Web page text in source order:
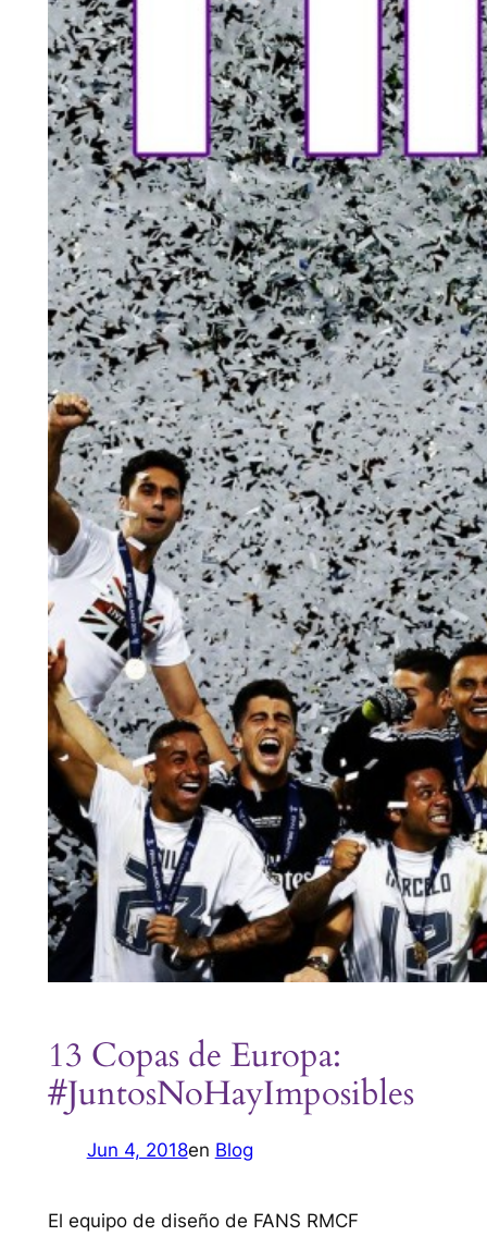
13 Copas de Europa:
#JuntosNoHayImposibles
Jun 4, 2018en Blog
El equipo de diseño de FANS RMCF